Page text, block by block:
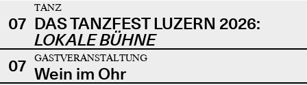
07
TANZ
DAS TANZFEST LUZERN 2026:
LOKALE BÜHNE
07
GASTVERANSTALTUNG
Wein im Ohr